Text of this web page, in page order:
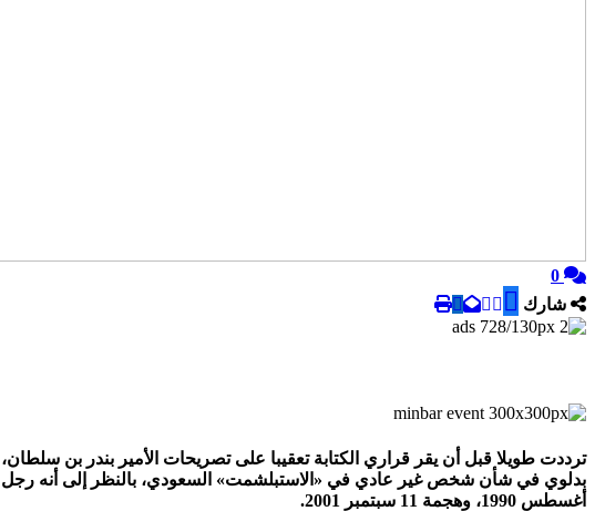
0
شارك
ترددت طويلا قبل أن يقر قراري الكتابة تعقيبا على تصريحات الأمير بندر بن
بدلوي في شأن شخص غير عادي في «الاستبلشمت» السعودي، بالنظر إلى أنه رجل
أغسطس 1990، وهجمة 11 سبتمبر 2001.